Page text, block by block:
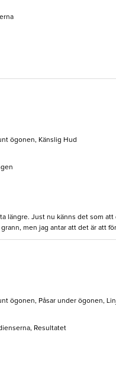
ögonen, Känslig Hud
längre. Just nu känns det som
men jag antar att det är att
ögonen, Påsar under ögonen,
Resultatet